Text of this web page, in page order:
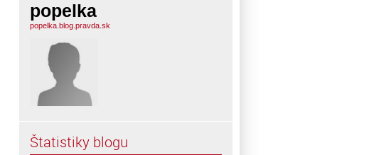
popelka
popelka.blog.pravda.sk
Štatistiky blogu